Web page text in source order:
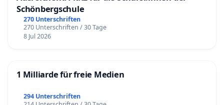
Schönbergschule
270 Unterschriften
270 Unterschriften / 30 Tage
8 Jul 2026
1 Milliarde für freie Medien
294 Unterschriften